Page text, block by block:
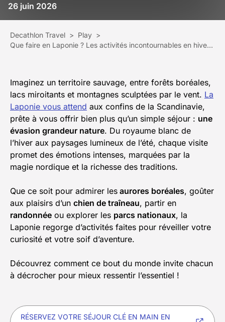
26 juin 2026
Decathlon Travel > Play >
Que faire en Laponie ? Les activités incontournables en hiver et en été
Imaginez un territoire sauvage, entre forêts boréales,
lacs miroitants et montagnes sculptées par le vent. La
Laponie vous attend aux confins de la Scandinavie,
prête à vous offrir bien plus qu’un simple séjour : une
évasion grandeur nature. Du royaume blanc de
l’hiver aux paysages lumineux de l’été, chaque visite
promet des émotions intenses, marquées par la
magie nordique et la richesse des traditions.
Que ce soit pour admirer les aurores boréales, goûter
aux plaisirs d’un chien de traîneau, partir en
randonnée ou explorer les parcs nationaux, la
Laponie regorge d’activités faites pour réveiller votre
curiosité et votre soif d’aventure.
Découvrez comment ce bout du monde invite chacun
à décrocher pour mieux ressentir l’essentiel !
RÉSERVEZ VOTRE SÉJOUR CLÉ EN MAIN EN